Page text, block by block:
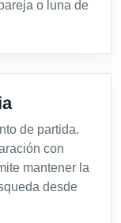
o luna de
de partida.
con
mantener la
desde